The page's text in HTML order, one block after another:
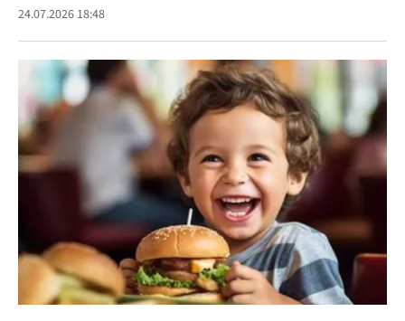
24.07.2026 18:48